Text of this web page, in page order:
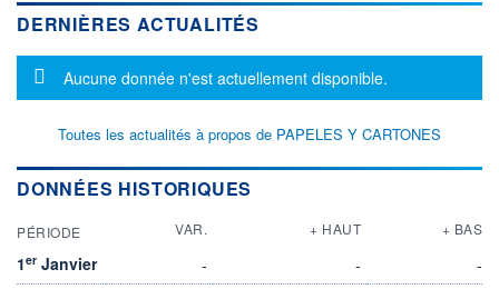
DERNIÈRES ACTUALITÉS
Message d'information
Aucune donnée n'est actuellement disponible.
Toutes les actualités à propos de PAPELES Y CARTONES
DONNÉES HISTORIQUES
PÉRIODE VAR. + HAUT + BAS
1er Janvier - -
-